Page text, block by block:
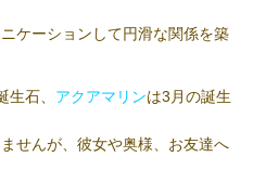
ケーションして円滑な関係を築
生石、 アクアマリンは3月の誕生
せんが、彼女や奥様、お友達へ